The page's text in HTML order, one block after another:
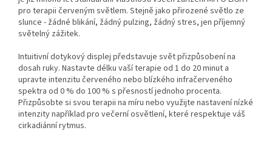
pro terapii červeným světlem. Stejně jako přirozené světlo ze
slunce - žádné blikání, žádný pulzing, žádný stres, jen příjemný
světelný zážitek.
Intuitivní dotykový displej představuje svět přizpůsobení na
dosah ruky. Nastavte délku vaší terapie od 1 do 20 minut a
upravte intenzitu červeného nebo blízkého infračerveného
spektra od 0 % do 100 % s přesností jednoho procenta.
Přizpůsobte si svou terapii na míru nebo využijte nastavení nízké
intenzity například pro večerní osvětlení, které respektuje váš
cirkadiánní rytmus.